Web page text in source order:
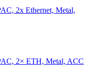
2x Ethernet, Metal,
2× ETH, Metal, ACC